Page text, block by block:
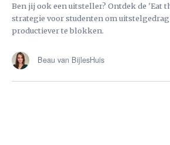
Ben jij ook een uitsteller? Ontdek de 'Eat
strategie voor studenten om uitstelgedrag
productiever te blokken.
Beau van BijlesHuis